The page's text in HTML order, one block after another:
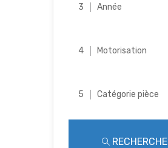
Année
Motorisation
Catégorie pièce
RECHERCHE